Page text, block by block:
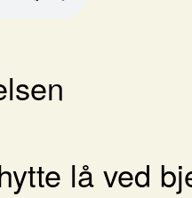
lå ved